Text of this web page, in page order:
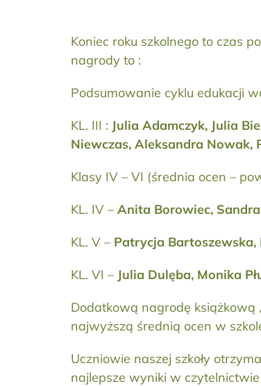
Koniec roku szkolnego to czas
nagrody to :
Podsumowanie cyklu edukacji
KL. III : Julia Adamczyk, Julia
Niewczas, Aleksandra Nowak,
Klasy IV – VI (średnia ocen –
KL. IV – Anita Borowiec,
KL. V – Patrycja
KL. VI – Julia Dulęba, Monika
Dodatkową nagrodę książkową
najwyższą średnią ocen w
Uczniowie naszej szkoły
najlepsze wyniki w czytelnictwie